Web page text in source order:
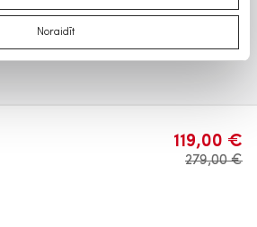
Noraidīt
119,00 €
279,00 €